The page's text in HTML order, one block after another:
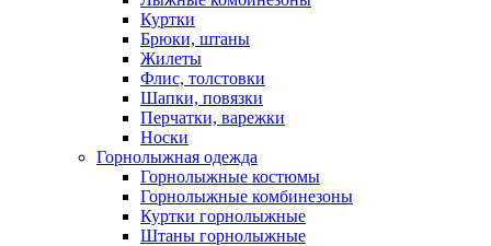
Куртки
Брюки, штаны
Жилеты
Флис, толстовки
Шапки, повязки
Перчатки, варежки
Носки
Горнолыжная одежда
Горнолыжные костюмы
Горнолыжные комбинезоны
Куртки горнолыжные
Штаны горнолыжные